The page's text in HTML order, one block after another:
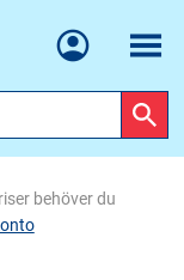
Meny
behöver du